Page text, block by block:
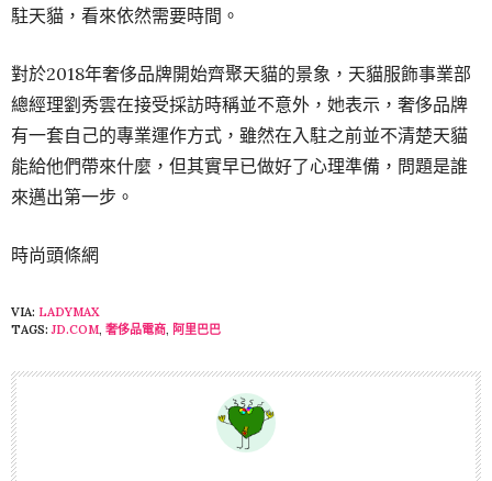
駐天貓，看來依然需要時間。
對於2018年奢侈品牌開始齊聚天貓的景象，天貓服飾事業部
總經理劉秀雲在接受採訪時稱並不意外，她表示，奢侈品牌
有一套自己的專業運作方式，雖然在入駐之前並不清楚天貓
能給他們帶來什麼，但其實早已做好了心理準備，問題是誰
來邁出第一步。
時尚頭條網
VIA: LADYMAX
TAGS: JD.COM, 奢侈品電商, 阿里巴巴